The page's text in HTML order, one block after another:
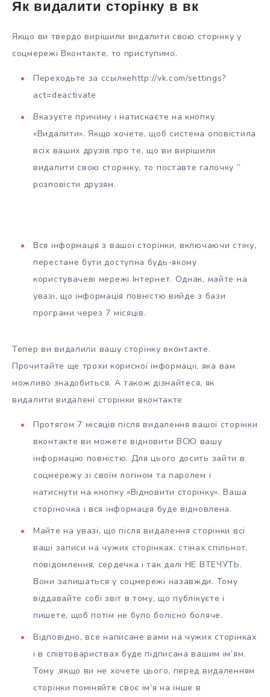
Як видалити сторінку в вк
Якщо ви твердо вирішили видалити свою сторінку у
соцмережі Вконтакте, то приступимо.
Переходьте за ссылкеhttp://vk.com/settings?
act=deactivate
Вказуєте причину і натискаєте на кнопку
«Видалити». Якщо хочете, щоб система оповістила
всіх ваших друзів про те, що ви вирішили
видалити свою сторінку, то поставте галочку ”
розповісти друзям.
Вся інформація з вашої сторінки, включаючи стіну,
перестане бути доступна будь-якому
користувачеві мережі Інтернет. Однак, майте на
увазі, що інформація повністю вийде з бази
програми через 7 місяців.
Тепер ви видалили вашу сторінку вконтакте.
Прочитайте ще трохи корисної інформації, яка вам
можливо знадобиться. А також дізнайтеся, як
видалити видалені сторінки вконтакте
Протягом 7 місяців після видалення вашої сторінки
вконтакте ви можете відновити ВСЮ вашу
інформацію повністю. Для цього досить зайти в
соцмережу зі своїм логіном та паролем і
натиснути на кнопку «Відновити сторінку». Ваша
сторіночка і вся інформація буде відновлена.
Майте на увазі, що після видалення сторінки всі
ваші записи на чужих сторінках, стінах спільнот,
повідомлення, сердечка і так далі НЕ ВТЕЧУТЬ.
Вони залишаться у соцмережі назавжди. Тому
віддавайте собі звіт в тому, що публікуєте і
пишете, щоб потім не було болісно боляче.
Відповідно, все написане вами на чужих сторінках
і в співтовариствах буде підписана вашим ім’ям.
Тому ,якщо ви не хочете цього, перед видаленням
сторінки поміняйте своє ім’я на інше в